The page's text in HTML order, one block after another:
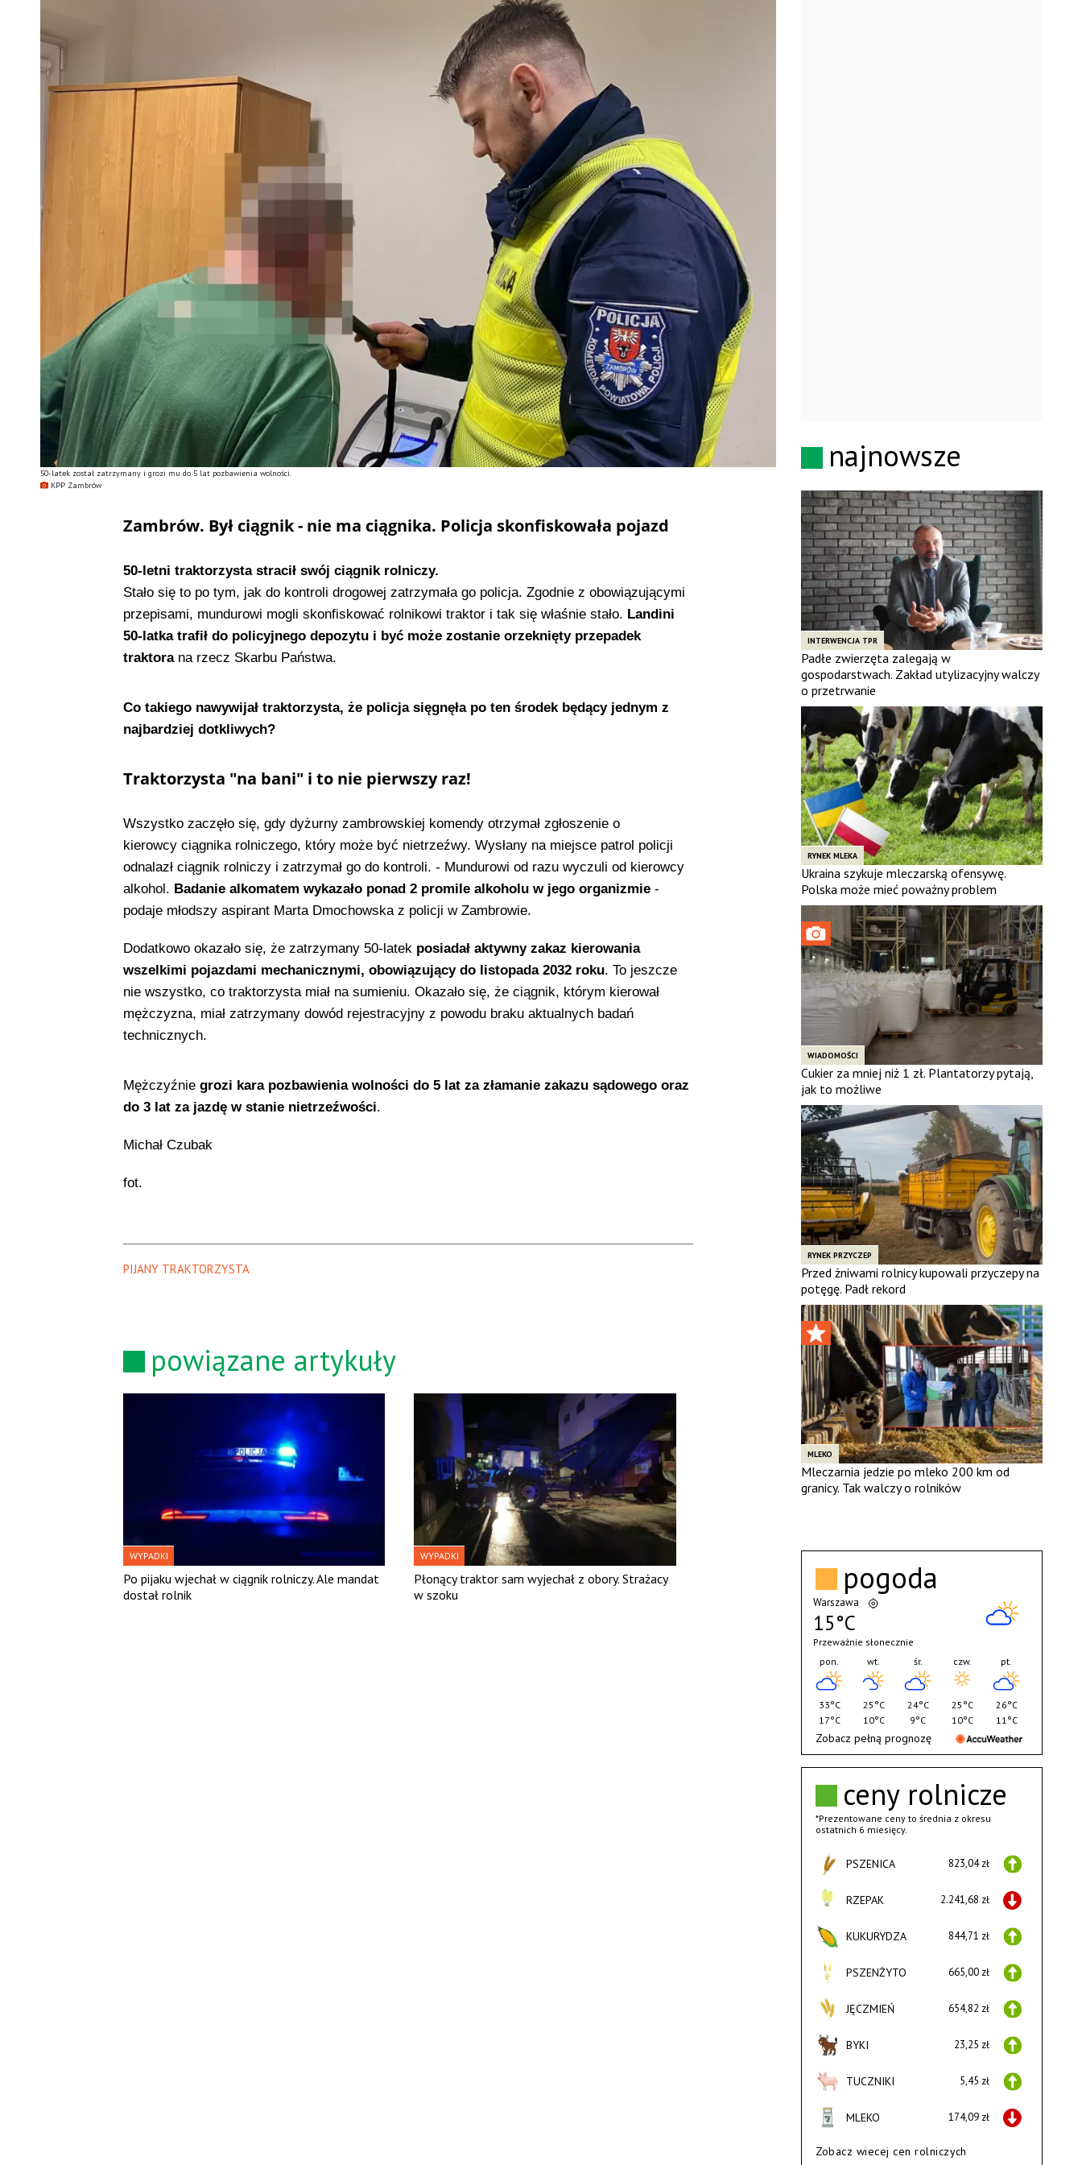
50-latek został zatrzymany i grozi mu do 5 lat pozbawienia wolności.
KPP Zambrów
Zambrów. Był ciągnik - nie ma ciągnika. Policja skonfiskowała pojazd
50-letni traktorzysta stracił swój ciągnik rolniczy.
Stało się to po tym, jak do kontroli drogowej zatrzymała go policja. Zgodnie z obowiązującymi
przepisami, mundurowi mogli skonfiskować rolnikowi traktor i tak się właśnie stało. Landini
50-latka trafił do policyjnego depozytu i być może zostanie orzeknięty przepadek
traktorana rzecz Skarbu Państwa.
Co takiego nawywijał traktorzysta, że policja sięgnęła po ten środek będący jednym z
najbardziej dotkliwych?
Traktorzysta "na bani" i to nie pierwszy raz!
Wszystko zaczęło się, gdy dyżurny zambrowskiej komendy otrzymał zgłoszenie o
kierowcy ciągnika rolniczego, który może być nietrzeźwy. Wysłany na miejsce patrol policji
odnalazł ciągnik rolniczy i zatrzymał go do kontroli. - Mundurowi od razu wyczuli od kierowcy
alkohol. Badanie alkomatem wykazało ponad 2 promile alkoholu w jego organizmie-
podaje młodszy aspirant Marta Dmochowska z policji w Zambrowie.
Dodatkowo okazało się, że zatrzymany 50-latek posiadał aktywny zakaz kierowania
wszelkimi pojazdami mechanicznymi, obowiązujący do listopada 2032 roku. To jeszcze
nie wszystko, co traktorzysta miał na sumieniu. Okazało się, że ciągnik, którym kierował
mężczyzna, miał zatrzymany dowód rejestracyjny z powodu braku aktualnych badań
technicznych.
Mężczyźnie grozi kara pozbawienia wolności do 5 lat za złamanie zakazu sądowego oraz
do 3 lat za jazdę w stanie nietrzeźwości.
Michał Czubak
fot.
PIJANY TRAKTORZYSTA
powiązane artykuły
WYPADKI
Po pijaku wjechał w ciągnik rolniczy. Ale mandat
dostał rolnik
WYPADKI
Płonący traktor sam wyjechał z obory. Strażacy
w szoku
najnowsze
INTERWENCJA TPR
Padłe zwierzęta zalegają w
gospodarstwach. Zakład utylizacyjny walczy
o przetrwanie
RYNEK MLEKA
Ukraina szykuje mleczarską ofensywę.
Polska może mieć poważny problem
WIADOMOŚCI
Cukier za mniej niż 1 zł. Plantatorzy pytają,
jak to możliwe
RYNEK PRZYCZEP
Przed żniwami rolnicy kupowali przyczepy na
potęgę. Padł rekord
MLEKO
Mleczarnia jedzie po mleko 200 km od
granicy. Tak walczy o rolników
ceny rolnicze
*Prezentowane ceny to średnia z okresu
ostatnich 6 miesięcy.
PSZENICA 823,04 zł
RZEPAK 2.241,68 zł
KUKURYDZA 844,71 zł
PSZENŻYTO 665,00 zł
JĘCZMIEŃ 654,82 zł
BYKI 23,25 zł
TUCZNIKI 5,45 zł
MLEKO 174,09 zł
Zobacz wiecej cen rolniczych
pogoda
Warszawa
15°C
Przeważnie słonecznie
pon.
33°C
17°C
wt.
25°C
10°C
śr.
24°C
9°C
czw.
25°C
10°C
pt.
26°C
11°C
Zobacz pełną prognozę